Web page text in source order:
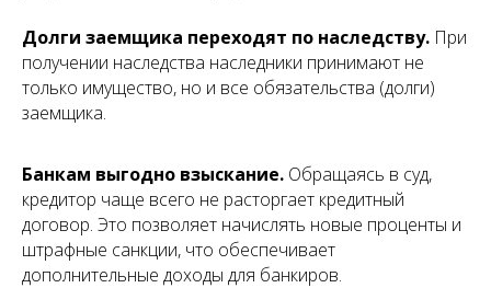
Долги заемщика переходят по наследству. При
получении наследства наследники принимают не
только имущество, но и все обязательства (долги)
заемщика.
Банкам выгодно взыскание. Обращаясь в суд,
кредитор чаще всего не расторгает кредитный
договор. Это позволяет начислять новые проценты и
штрафные санкции, что обеспечивает
дополнительные доходы для банкиров.